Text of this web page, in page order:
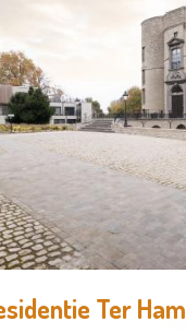
Ter Ham